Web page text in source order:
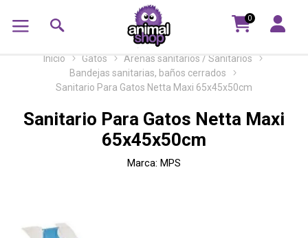
0
Inicio Gatos
Arenas sanitarios / Sanitarios
Bandejas sanitarias, baños cerrados
Sanitario Para Gatos Netta Maxi 65x45x50cm
Sanitario Para Gatos Netta Maxi
65x45x50cm
Marca: MPS